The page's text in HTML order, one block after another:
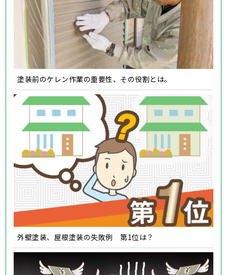
塗装前のケレン作業の重要性、その役割とは。
外壁塗装、屋根塗装の失敗例 第1位は？